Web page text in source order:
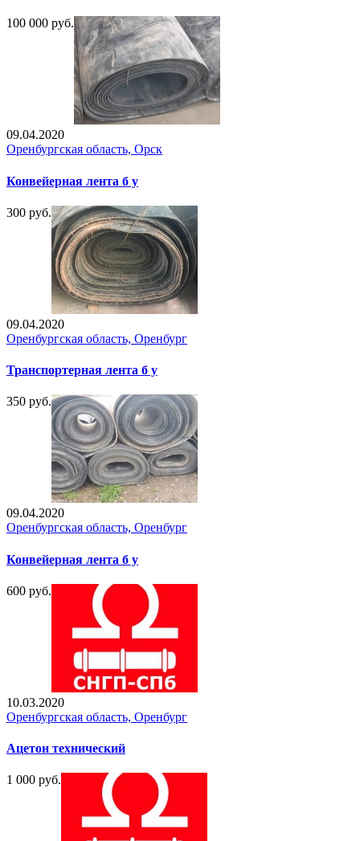
100 000 руб.
09.04.2020
Оренбургская область, Орск
Конвейерная лента б у
300 руб.
09.04.2020
Оренбургская область, Оренбург
Транспортерная лента б у
350 руб.
09.04.2020
Оренбургская область, Оренбург
Конвейерная лента б у
600 руб.
10.03.2020
Оренбургская область, Оренбург
Ацетон технический
1 000 руб.